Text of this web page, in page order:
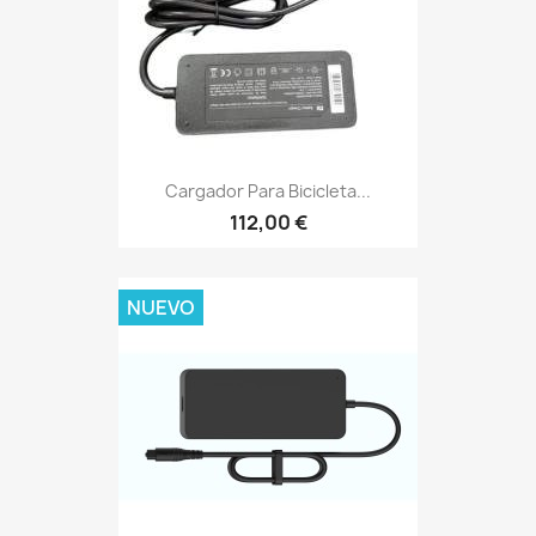
Cargador Para Bicicleta...
112,00 €
NUEVO